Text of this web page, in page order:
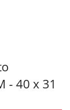
- 40 x 31